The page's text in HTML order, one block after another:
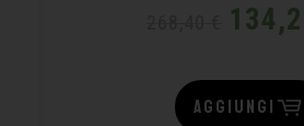
AGGIUNGI